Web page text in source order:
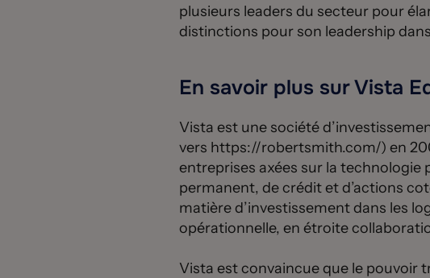
plusieurs leaders du secteur pour
distinctions pour son leadership
En savoir plus sur Vista
Vista est une société
vers https://robertsmith.com/) en
entreprises axées sur la technologie
permanent, de crédit et d’actions
matière d’investissement dans les
opérationnelle, en étroite
Vista est convaincue que le pouvoir